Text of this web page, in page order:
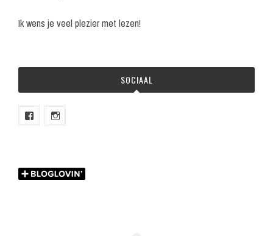
Ik wens je veel plezier met lezen!
SOCIAAL
op
op